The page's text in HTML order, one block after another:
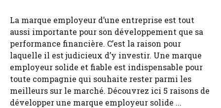
La marque employeur d’une entreprise est tout
aussi importante pour son développement que sa
performance financière. C’est la raison pour
laquelle il est judicieux d’y investir. Une marque
employeur solide et fiable est indispensable pour
toute compagnie qui souhaite rester parmi les
meilleurs sur le marché. Découvrez ici 5 raisons de
développer une marque employeur solide ...